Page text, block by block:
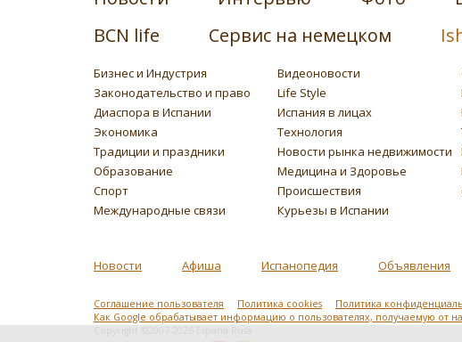
BCN life
Сервис на немецком
Бизнес и Индустрия Видеоновости
Законодательство и право
Life Style
Диаспора в Испании
Испания в лицах
Экономика
Технология
Традиции и праздники
Новости рынка недвижимости
Образование
Медицина и Здоровье
Спорт
Происшествия
Международные связи
Курьезы в Испании
Новости Афиша Испанопедия Объявления
Соглашение пользователя Политика cookies
Политика
Как Google обрабатывает информацию о пользователях, получаемую от